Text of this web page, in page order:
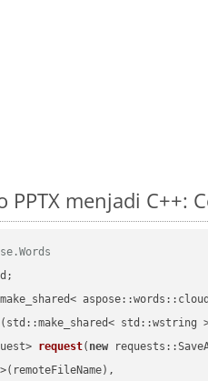
PPTX menjadi C++:
(std::make_shared< std::wstring
request( new